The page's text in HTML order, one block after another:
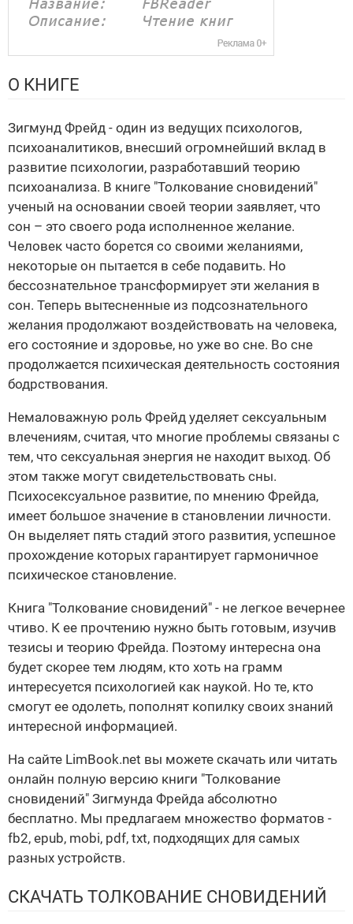
О КНИГЕ
Зигмунд Фрейд - один из ведущих психологов,
психоаналитиков, внесший огромнейший вклад в
развитие психологии, разработавший теорию
психоанализа. В книге "Толкование сновидений"
ученый на основании своей теории заявляет, что
сон – это своего рода исполненное желание.
Человек часто борется со своими желаниями,
некоторые он пытается в себе подавить. Но
бессознательное трансформирует эти желания в
сон. Теперь вытесненные из подсознательного
желания продолжают воздействовать на человека,
его состояние и здоровье, но уже во сне. Во сне
продолжается психическая деятельность состояния
бодрствования.
Немаловажную роль Фрейд уделяет сексуальным
влечениям, считая, что многие проблемы связаны с
тем, что сексуальная энергия не находит выход. Об
этом также могут свидетельствовать сны.
Психосексуальное развитие, по мнению Фрейда,
имеет большое значение в становлении личности.
Он выделяет пять стадий этого развития, успешное
прохождение которых гарантирует гармоничное
психическое становление.
Книга "Толкование сновидений" - не легкое вечернее
чтиво. К ее прочтению нужно быть готовым, изучив
тезисы и теорию Фрейда. Поэтому интересна она
будет скорее тем людям, кто хоть на грамм
интересуется психологией как наукой. Но те, кто
смогут ее одолеть, пополнят копилку своих знаний
интересной информацией.
На сайте LimBook.net вы можете скачать или читать
онлайн полную версию книги "Толкование
сновидений" Зигмунда Фрейда абсолютно
бесплатно. Мы предлагаем множество форматов -
fb2, epub, mobi, pdf, txt, подходящих для самых
разных устройств.
СКАЧАТЬ ТОЛКОВАНИЕ СНОВИДЕНИЙ